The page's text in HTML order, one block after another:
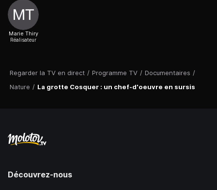
Regarder la TV en direct / Programme TV / Documentaires /
Nature / La grotte Cosquer : un chef-d'oeuvre en sursis
Marie Thiry
Réalisateur
Découvrez-nous